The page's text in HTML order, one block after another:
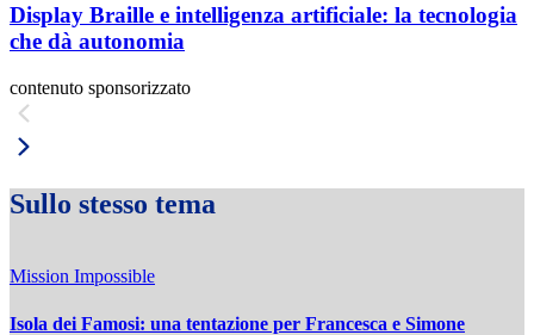
Display Braille e intelligenza artificiale: la tecnologia
che dà autonomia
contenuto sponsorizzato
Sullo stesso tema
Mission Impossible
Isola dei Famosi: una tentazione per Francesca e Simone